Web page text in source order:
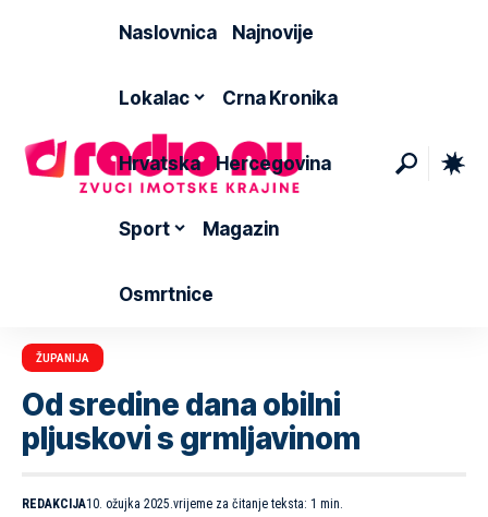
Naslovnica Najnovije
Lokalac Crna Kronika
Hrvatska Hercegovina
Sport Magazin
Osmrtnice
ŽUPANIJA
Od sredine dana obilni
pljuskovi s grmljavinom
REDAKCIJA10. ožujka 2025.vrijeme za čitanje teksta: 1 min.